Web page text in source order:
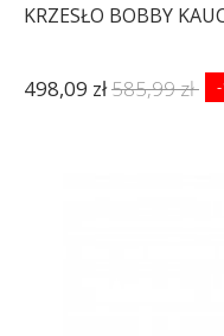
KRZESŁO BOBBY
498,09 zł585,99 zł